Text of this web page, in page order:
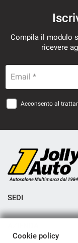
Compila il modulo
ricevere
Email *
Acconsento al
SEDI
Sede di Cremosano
Sede di Crema
Cookie policy
Salva
le
impostazioni